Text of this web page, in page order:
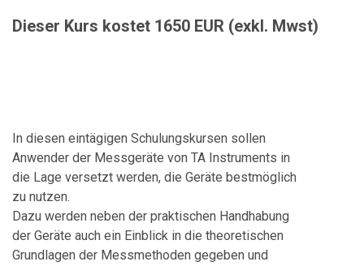
Dieser Kurs kostet 1650 EUR (exkl. Mwst)
In diesen eintägigen Schulungskursen sollen
Anwender der Messgeräte von TA Instruments in
die Lage versetzt werden, die Geräte bestmöglich
zu nutzen.
Dazu werden neben der praktischen Handhabung
der Geräte auch ein Einblick in die theoretischen
Grundlagen der Messmethoden gegeben und